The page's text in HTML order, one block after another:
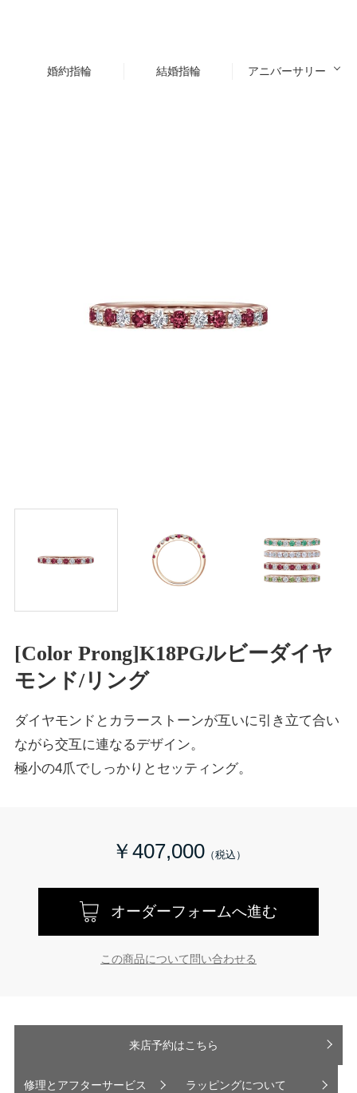
婚約指輪 結婚指輪 アニバーサリー
[Color Prong]K18PGルビーダイヤ
モンド/リング
ダイヤモンドとカラーストーンが互いに引き立て合い
ながら交互に連なるデザイン。
極小の4爪でしっかりとセッティング。
￥407,000
オーダーフォームへ進む
この商品について問い合わせる
来店予約はこちら
修理とアフターサービス ラッピングについて